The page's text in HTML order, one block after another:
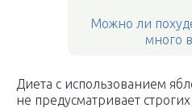
Можно ли
много
Диета с использованием
не предусматривает